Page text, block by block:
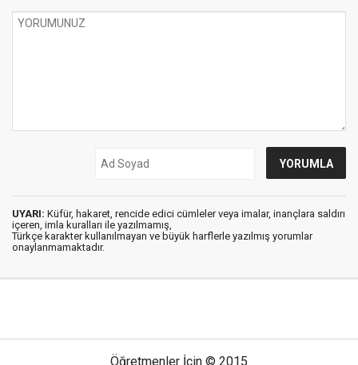
UYARI: Küfür, hakaret, rencide edici cümleler veya imalar, inançlara saldırı
içeren, imla kuralları ile yazılmamış,
Türkçe karakter kullanılmayan ve büyük harflerle yazılmış yorumlar
onaylanmamaktadır.
Öğretmenler İçin © 2015